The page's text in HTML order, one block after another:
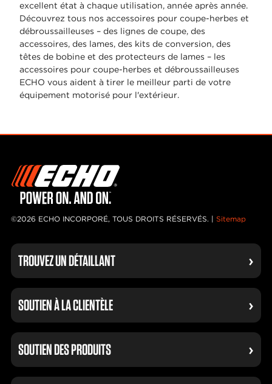
excellent état à chaque utilisation, année après année.
Découvrez tous nos accessoires pour coupe-herbes et
débroussailleuses – des lignes de coupe, des
accessoires, des lames, des kits de conversion, des
têtes de bobine et des protecteurs de lames – les
accessoires pour coupe-herbes et débroussailleuses
ECHO vous aident à tirer le meilleur parti de votre
équipement motorisé pour l'extérieur.
©2026 ECHO INCORPORÉ, TOUS DROITS RÉSERVÉS. | Sitemap
TROUVEZ UN DÉTAILLANT
SOUTIEN À LA CLIENTÈLE
SOUTIEN DES PRODUITS